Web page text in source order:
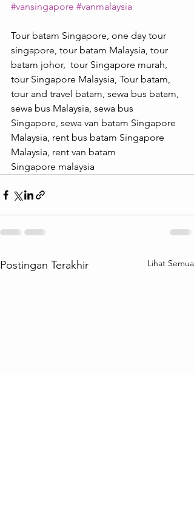
#vansingapore #vanmalaysia
Tour batam Singapore, one day tour
singapore, tour batam Malaysia, tour
batam johor,  tour Singapore murah,
tour Singapore Malaysia, Tour batam,
tour and travel batam, sewa bus batam,
sewa bus Malaysia, sewa bus
Singapore, sewa van batam Singapore
Malaysia, rent bus batam Singapore
Malaysia, rent van batam
Singapore malaysia
Postingan Terakhir Lihat Semua